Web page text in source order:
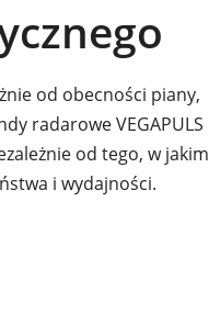
od obecności piany,
radarowe VEGAPULS
od tego, w jakim
i wydajności.